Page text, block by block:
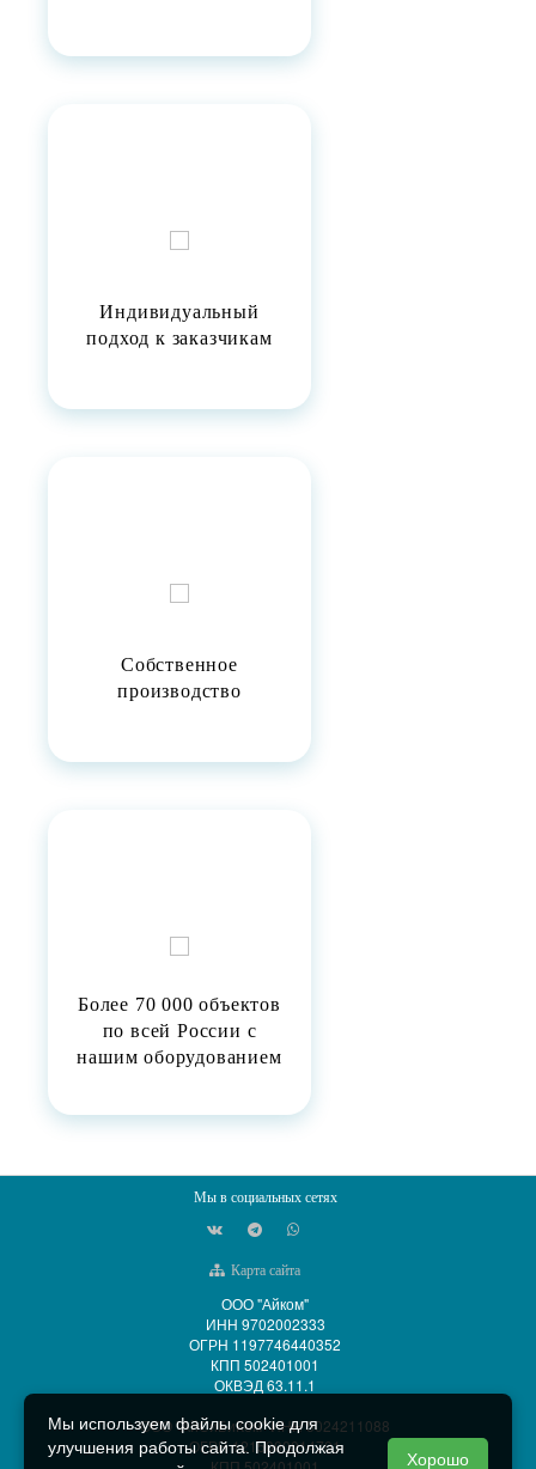
Индивидуальный
подход к заказчикам
Собственное
производство
Более 70 000 объектов
по всей России с
нашим оборудованием
Мы в социальных сетях
Карта сайта
ООО "Айком"
ИНН 9702002333
ОГРН 1197746440352
КПП 502401001
ОКВЭД 63.11.1
ООО "АйСиБиКом" ИНН 5024211088
ОГРН 1215000014701
Мы используем файлы cookie для
улучшения работы сайта. Продолжая
Хорошо